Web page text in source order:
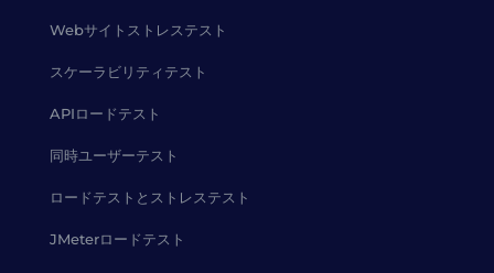
Webサイトストレステスト
スケーラビリティテスト
APIロードテスト
同時ユーザーテスト
ロードテストとストレステスト
JMeterロードテスト